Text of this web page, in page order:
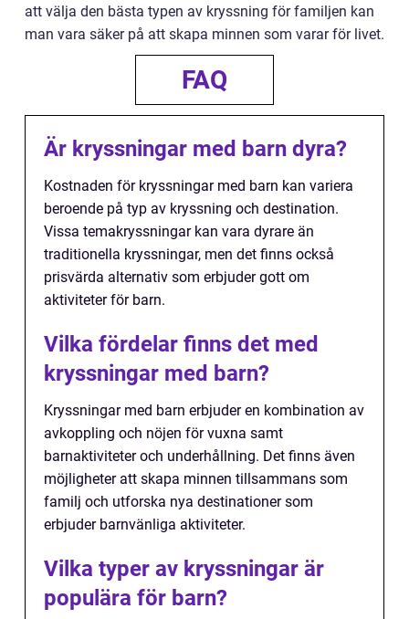
att välja den bästa typen av kryssning för familjen kan
man vara säker på att skapa minnen som varar för livet.
FAQ
Är kryssningar med barn dyra?
Kostnaden för kryssningar med barn kan variera
beroende på typ av kryssning och destination.
Vissa temakryssningar kan vara dyrare än
traditionella kryssningar, men det finns också
prisvärda alternativ som erbjuder gott om
aktiviteter för barn.
Vilka fördelar finns det med
kryssningar med barn?
Kryssningar med barn erbjuder en kombination av
avkoppling och nöjen för vuxna samt
barnaktiviteter och underhållning. Det finns även
möjligheter att skapa minnen tillsammans som
familj och utforska nya destinationer som
erbjuder barnvänliga aktiviteter.
Vilka typer av kryssningar är
populära för barn?